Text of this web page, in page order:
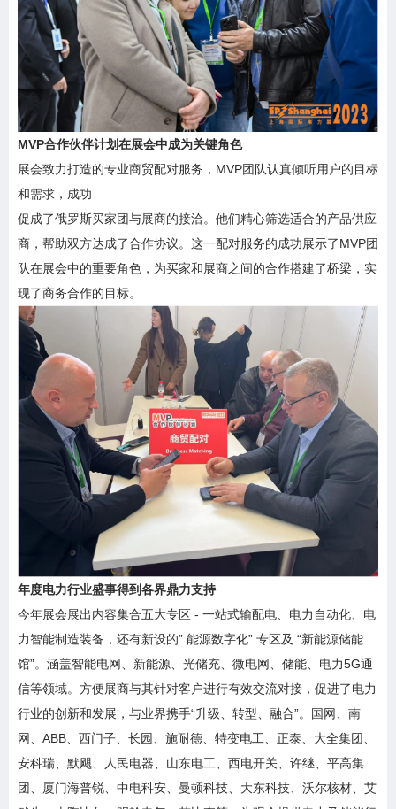
MVP合作伙伴计划在展会中成为关键角色
展会致力打造的专业商贸配对服务，MVP团队认真倾听用户的目标
和需求，成功
促成了俄罗斯买家团与展商的接洽。他们精心筛选适合的产品供应
商，帮助双方达成了合作协议。这一配对服务的成功展示了MVP团
队在展会中的重要角色，为买家和展商之间的合作搭建了桥梁，实
现了商务合作的目标。
年度电力行业盛事得到各界鼎力支持
今年展会展出内容集合五大专区 - 一站式输配电、电力自动化、电
力智能制造装备，还有新设的” 能源数字化” 专区及 “新能源储能
馆”。涵盖智能电网、新能源、光储充、微电网、储能、电力5G通
信等领域。方便展商与其针对客户进行有效交流对接，促进了电力
行业的创新和发展，与业界携手“升级、转型、融合”。国网、南
网、ABB、西门子、长园、施耐德、特变电工、正泰、大全集团、
安科瑞、默飓、人民电器、山东电工、西电开关、许继、平高集
团、厦门海普锐、中电科安、曼顿科技、大东科技、沃尔核材、艾